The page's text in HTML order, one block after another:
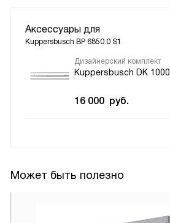
Аксессуары для
Kuppersbusch BP 6850.0 S1
Дизайнерский комплект
Kuppersbusch DK 1000
16 000 руб.
Может быть полезно